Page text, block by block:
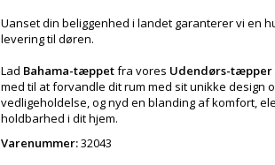
Uanset din beliggenhed i landet garanterer vi en
levering til døren.
Lad Bahama-tæppetfra vores Udendørs-tæpper
med til at forvandle dit rum med sit unikke design
vedligeholdelse, og nyd en blanding af komfort,
holdbarhed i dit hjem.
Varenummer:32043